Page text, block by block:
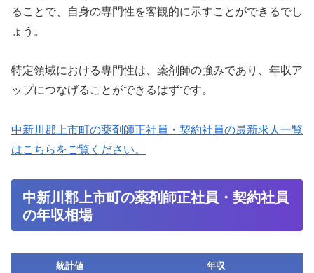
ることで、自身の専門性を客観的に示すことができるでし
ょう。
特定領域における専門性は、薬剤師の強みであり、年収ア
ップにつなげることができるはずです。
中新川郡上市町の薬剤師正社員・契約社員の最新求人一覧
はこちらをご覧ください。
中新川郡上市町の薬剤師正社員・契約社員
の年収相場
統計値
年収